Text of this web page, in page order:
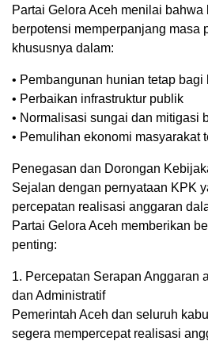
Partai Gelora Aceh menilai bahwa
berpotensi memperpanjang masa
khususnya dalam:
• Pembangunan hunian tetap bagi
• Perbaikan infrastruktur publik
• Normalisasi sungai dan mitigasi
• Pemulihan ekonomi masyarakat
Penegasan dan Dorongan
Sejalan dengan pernyataan KPK
percepatan realisasi anggaran
Partai Gelora Aceh memberikan
penting:
1. Percepatan Serapan Anggaran
dan Administratif
Pemerintah Aceh dan seluruh
segera mempercepat realisasi